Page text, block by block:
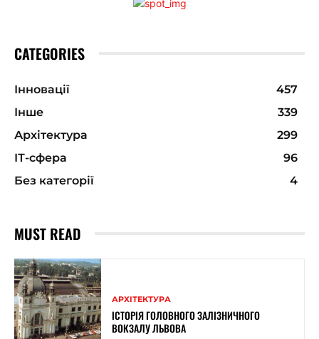
CATEGORIES
Інновації
457
Інше
339
Архітектура
299
ІТ-сфера
96
Без категорії
4
MUST READ
АРХІТЕКТУРА
ІСТОРІЯ ГОЛОВНОГО ЗАЛІЗНИЧНОГО
ВОКЗАЛУ ЛЬВОВА